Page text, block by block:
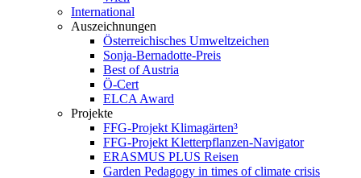
International
Auszeichnungen
Österreichisches Umweltzeichen
Sonja-Bernadotte-Preis
Best of Austria
Ö-Cert
ELCA Award
Projekte
FFG-Projekt Klimagärten³
FFG-Projekt Kletterpflanzen-Navigator
ERASMUS PLUS Reisen
Garden Pedagogy in times of climate crisis